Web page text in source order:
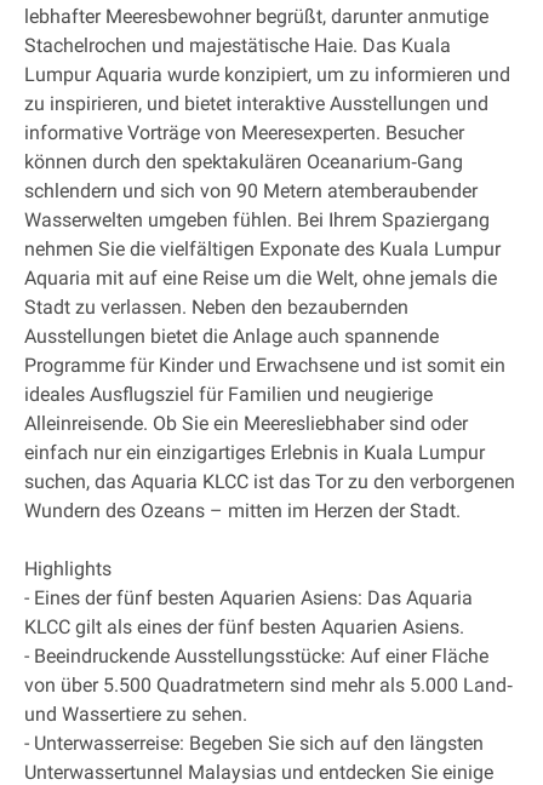
lebhafter Meeresbewohner begrüßt, darunter anmutige
Stachelrochen und majestätische Haie. Das Kuala
Lumpur Aquaria wurde konzipiert, um zu informieren und
zu inspirieren, und bietet interaktive Ausstellungen und
informative Vorträge von Meeresexperten. Besucher
können durch den spektakulären Oceanarium‐Gang
schlendern und sich von 90 Metern atemberaubender
Wasserwelten umgeben fühlen. Bei Ihrem Spaziergang
nehmen Sie die vielfältigen Exponate des Kuala Lumpur
Aquaria mit auf eine Reise um die Welt, ohne jemals die
Stadt zu verlassen. Neben den bezaubernden
Ausstellungen bietet die Anlage auch spannende
Programme für Kinder und Erwachsene und ist somit ein
ideales Ausflugsziel für Familien und neugierige
Alleinreisende. Ob Sie ein Meeresliebhaber sind oder
einfach nur ein einzigartiges Erlebnis in Kuala Lumpur
suchen, das Aquaria KLCC ist das Tor zu den verborgenen
Wundern des Ozeans – mitten im Herzen der Stadt.
Highlights
- Eines der fünf besten Aquarien Asiens: Das Aquaria
KLCC gilt als eines der fünf besten Aquarien Asiens.
- Beeindruckende Ausstellungsstücke: Auf einer Fläche
von über 5.500 Quadratmetern sind mehr als 5.000 Land‐
und Wassertiere zu sehen.
- Unterwasserreise: Begeben Sie sich auf den längsten
Unterwassertunnel Malaysias und entdecken Sie einige